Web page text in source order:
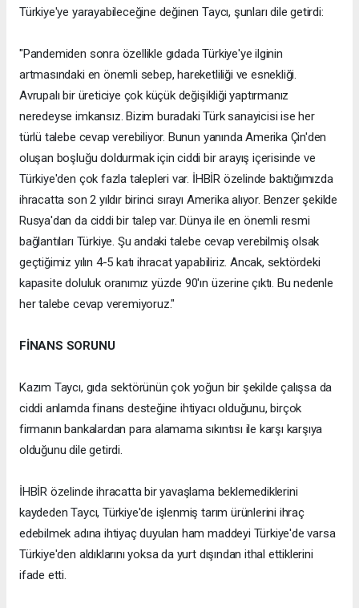
Türkiye'ye yarayabileceğine değinen Taycı, şunları dile getirdi:
"Pandemiden sonra özellikle gıdada Türkiye'ye ilginin
artmasındaki en önemli sebep, hareketliliği ve esnekliği.
Avrupalı bir üreticiye çok küçük değişikliği yaptırmanız
neredeyse imkansız. Bizim buradaki Türk sanayicisi ise her
türlü talebe cevap verebiliyor. Bunun yanında Amerika Çin'den
oluşan boşluğu doldurmak için ciddi bir arayış içerisinde ve
Türkiye'den çok fazla talepleri var. İHBİR özelinde baktığımızda
ihracatta son 2 yıldır birinci sırayı Amerika alıyor. Benzer şekilde
Rusya'dan da ciddi bir talep var. Dünya ile en önemli resmi
bağlantıları Türkiye. Şu andaki talebe cevap verebilmiş olsak
geçtiğimiz yılın 4-5 katı ihracat yapabiliriz. Ancak, sektördeki
kapasite doluluk oranımız yüzde 90'ın üzerine çıktı. Bu nedenle
her talebe cevap veremiyoruz."
FİNANS SORUNU
Kazım Taycı, gıda sektörünün çok yoğun bir şekilde çalışsa da
ciddi anlamda finans desteğine ihtiyacı olduğunu, birçok
firmanın bankalardan para alamama sıkıntısı ile karşı karşıya
olduğunu dile getirdi.
İHBİR özelinde ihracatta bir yavaşlama beklemediklerini
kaydeden Taycı, Türkiye'de işlenmiş tarım ürünlerini ihraç
edebilmek adına ihtiyaç duyulan ham maddeyi Türkiye'de varsa
Türkiye'den aldıklarını yoksa da yurt dışından ithal ettiklerini
ifade etti.